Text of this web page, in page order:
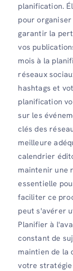
planification.
pour
garantir la
vos
mois à la
réseaux
hashtags et
planification
sur les
clés des
meilleure
calendrier
maintenir une
essentielle
faciliter ce
peut s'avérer
Planifier à
constant de
maintien de la
votre stratégie